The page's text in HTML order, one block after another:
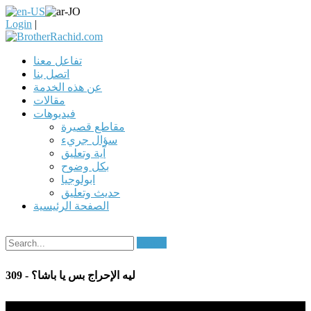
Login |
تفاعل معنا
اتصل بنا
عن هذه الخدمة
مقالات
فيديوهات
مقاطع قصيرة
سؤال جريء
آية وتعليق
بكل وضوح
ابولوجيا
حديث وتعليق
الصفحة الرئيسية
309 - ليه الإحراج بس يا باشا؟